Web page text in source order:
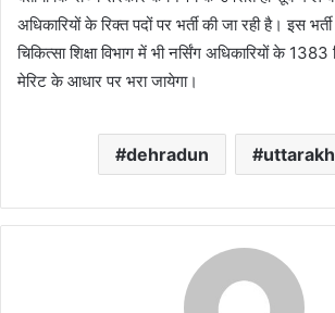
अधिकारियों के रिक्त पदों पर भर्ती की जा रही है। इस
चिकित्सा शिक्षा विभाग में भी नर्सिंग अधिकारियों के 1383
मेरिट के आधार पर भरा जायेगा।
dehradun